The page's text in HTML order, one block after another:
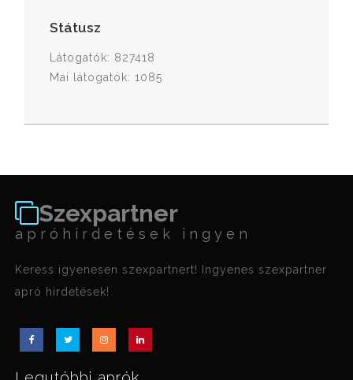
Státusz
Látogatók: 827418
Mai látogatók: 1085
Szexpartner
apróhirdetések ingyen
Keress igyenesen szexpartnert! Ingyenes szexpartner
apró hirdetések!